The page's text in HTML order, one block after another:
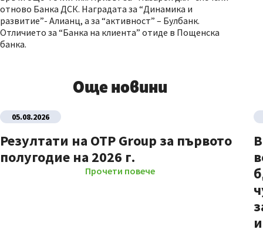
отново Банка ДСК. Наградата за “Динамика и
развитие”- Алианц, а за “активност” – Булбанк.
Отличието за “Банка на клиента” отиде в Пощенска
банка.
Още новини
05.08.2026
Резултати на OTP Group за първото
полугодие на 2026 г.
Прочети повече